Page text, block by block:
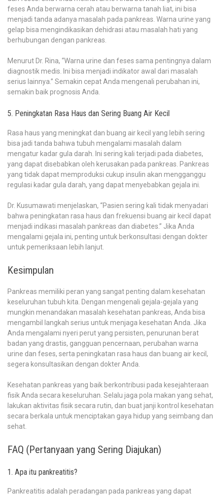
feses Anda berwarna cerah atau berwarna tanah liat, ini bisa
menjadi tanda adanya masalah pada pankreas. Warna urine yang
gelap bisa mengindikasikan dehidrasi atau masalah hati yang
berhubungan dengan pankreas.
Menurut Dr. Rina, “Warna urine dan feses sama pentingnya dalam
diagnostik medis. Ini bisa menjadi indikator awal dari masalah
serius lainnya.” Semakin cepat Anda mengenali perubahan ini,
semakin baik prognosis Anda.
5. Peningkatan Rasa Haus dan Sering Buang Air Kecil
Rasa haus yang meningkat dan buang air kecil yang lebih sering
bisa jadi tanda bahwa tubuh mengalami masalah dalam
mengatur kadar gula darah. Ini sering kali terjadi pada diabetes,
yang dapat disebabkan oleh kerusakan pada pankreas. Pankreas
yang tidak dapat memproduksi cukup insulin akan mengganggu
regulasi kadar gula darah, yang dapat menyebabkan gejala ini.
Dr. Kusumawati menjelaskan, “Pasien sering kali tidak menyadari
bahwa peningkatan rasa haus dan frekuensi buang air kecil dapat
menjadi indikasi masalah pankreas dan diabetes.” Jika Anda
mengalami gejala ini, penting untuk berkonsultasi dengan dokter
untuk pemeriksaan lebih lanjut.
Kesimpulan
Pankreas memiliki peran yang sangat penting dalam kesehatan
keseluruhan tubuh kita. Dengan mengenali gejala-gejala yang
mungkin menandakan masalah kesehatan pankreas, Anda bisa
mengambil langkah serius untuk menjaga kesehatan Anda. Jika
Anda mengalami nyeri perut yang persisten, penurunan berat
badan yang drastis, gangguan pencernaan, perubahan warna
urine dan feses, serta peningkatan rasa haus dan buang air kecil,
segera konsultasikan dengan dokter Anda.
Kesehatan pankreas yang baik berkontribusi pada kesejahteraan
fisik Anda secara keseluruhan. Selalu jaga pola makan yang sehat,
lakukan aktivitas fisik secara rutin, dan buat janji kontrol kesehatan
secara berkala untuk menciptakan gaya hidup yang seimbang dan
sehat.
FAQ (Pertanyaan yang Sering Diajukan)
1. Apa itu pankreatitis?
Pankreatitis adalah peradangan pada pankreas yang dapat